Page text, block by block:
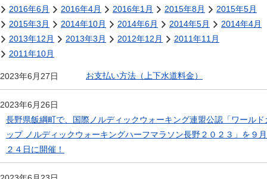
2016年6月
2016年4月 2016年1月 2015年8月
2015年5月
2015年3月
2014年10月 2014年6月 2014年5月
2014年4月
2013年12月
2013年3月 2012年12月
2011年11月
2011年10月
2023年6月27日 お支払い方法（上下水道料金）
2023年6月26日
長野県飯綱町で、国際ノルディックウォーキング連盟公認「ワールド
ップ ノルディックウォーキングハーフマラソン長野２０２３」を９月
２４日に開催！